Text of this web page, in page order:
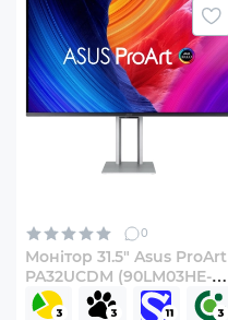
0
Монітор 31.5" Asus ProArt
PA32UCDM (90LM03HE-
B01K70)